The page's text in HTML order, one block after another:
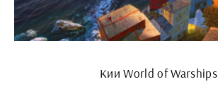
Кии World of Warships